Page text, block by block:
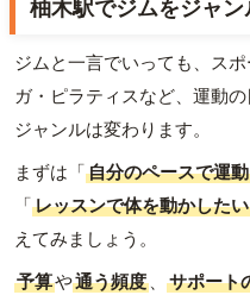
柚木駅でジムをジャ
ジムと一言でいっても、ス
ガ・ピラティスなど、運動
ジャンルは変わります。
まずは「自分のペースで運
「レッスンで体を動かしたい
えてみましょう。
予算や通う頻度 、 サポート